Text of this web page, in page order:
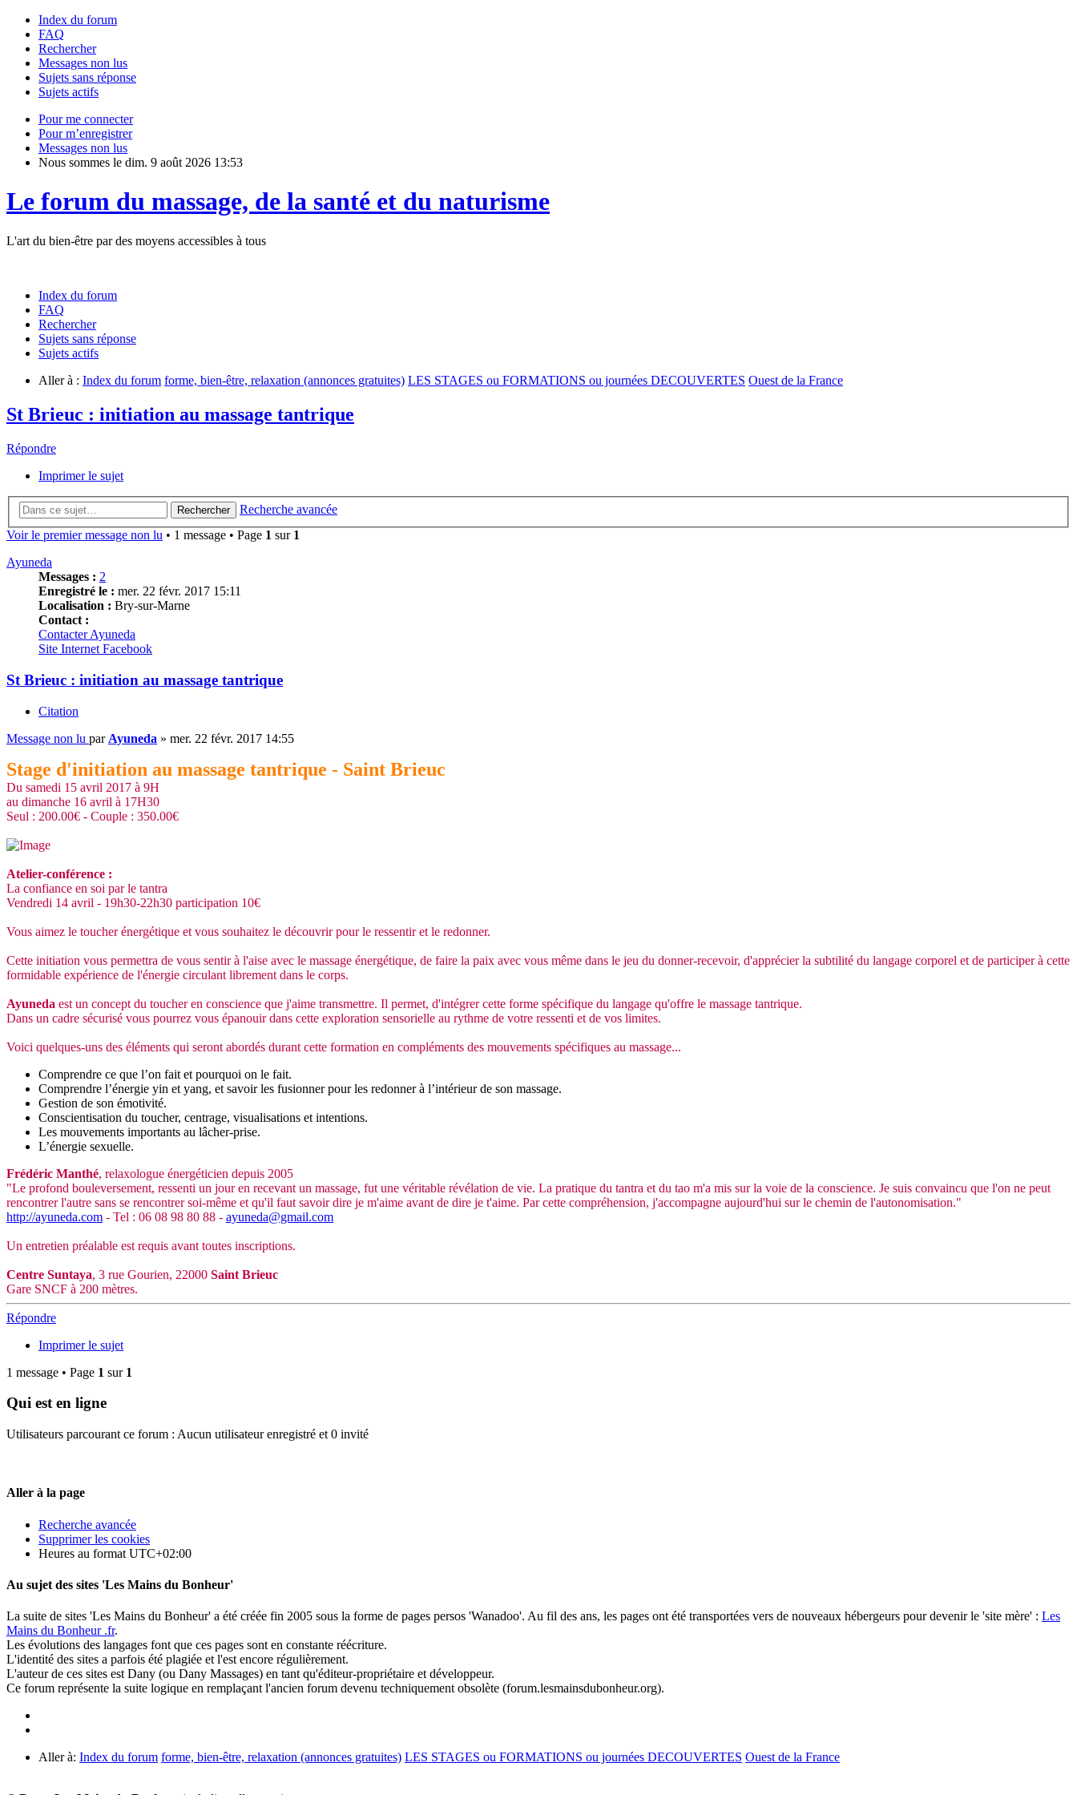
Index du forum
FAQ
Rechercher
Messages non lus
Sujets sans réponse
Sujets actifs
Pour me connecter
Pour m’enregistrer
Messages non lus
Nous sommes le dim. 9 août 2026 13:53
Le forum du massage, de la santé et du naturisme
L'art du bien-être par des moyens accessibles à tous
Index du forum
FAQ
Rechercher
Sujets sans réponse
Sujets actifs
Aller à : Index du forum forme, bien-être, relaxation (annonces gratuites) LES STAGES ou FORMATIONS ou journées DECOUVERTES Ouest de la France
St Brieuc : initiation au massage tantrique
Répondre
Imprimer le sujet
Rechercher
Recherche avancée
Voir le premier message non lu • 1 message • Page 1 sur 1
Ayuneda
Messages : 2
Enregistré le : mer. 22 févr. 2017 15:11
Localisation : Bry-sur-Marne
Contact :
Contacter Ayuneda
Site Internet Facebook
St Brieuc : initiation au massage tantrique
Citation
Message non lu par Ayuneda » mer. 22 févr. 2017 14:55
Stage d'initiation au massage tantrique - Saint Brieuc
Du samedi 15 avril 2017 à 9H
au dimanche 16 avril à 17H30
Seul : 200.00€ - Couple : 350.00€
Atelier-conférence :
La confiance en soi par le tantra
Vendredi 14 avril - 19h30-22h30 participation 10€
Vous aimez le toucher énergétique et vous souhaitez le découvrir pour le ressentir et le redonner.
Cette initiation vous permettra de vous sentir à l'aise avec le massage énergétique, de faire la paix avec vous même dans le jeu du donner-recevoir, d'apprécier la subtilité du langage corporel et de participer à cette
formidable expérience de l'énergie circulant librement dans le corps.
Ayuneda est un concept du toucher en conscience que j'aime transmettre. Il permet, d'intégrer cette forme spécifique du langage qu'offre le massage tantrique.
Dans un cadre sécurisé vous pourrez vous épanouir dans cette exploration sensorielle au rythme de votre ressenti et de vos limites.
Voici quelques-uns des éléments qui seront abordés durant cette formation en compléments des mouvements spécifiques au massage...
Comprendre ce que l’on fait et pourquoi on le fait.
Comprendre l’énergie yin et yang, et savoir les fusionner pour les redonner à l’intérieur de son massage.
Gestion de son émotivité.
Conscientisation du toucher, centrage, visualisations et intentions.
Les mouvements importants au lâcher-prise.
L’énergie sexuelle.
Frédéric Manthé, relaxologue énergéticien depuis 2005
"Le profond bouleversement, ressenti un jour en recevant un massage, fut une véritable révélation de vie. La pratique du tantra et du tao m'a mis sur la voie de la conscience. Je suis convaincu que l'on ne peut
rencontrer l'autre sans se rencontrer soi-même et qu'il faut savoir dire je m'aime avant de dire je t'aime. Par cette compréhension, j'accompagne aujourd'hui sur le chemin de l'autonomisation."
http://ayuneda.com - Tel : 06 08 98 80 88 - ayuneda@gmail.com
Un entretien préalable est requis avant toutes inscriptions.
Centre Suntaya, 3 rue Gourien, 22000 Saint Brieuc
Gare SNCF à 200 mètres.
Répondre
Imprimer le sujet
1 message • Page 1 sur 1
Qui est en ligne
Utilisateurs parcourant ce forum : Aucun utilisateur enregistré et 0 invité
Aller à la page
Recherche avancée
Supprimer les cookies
Heures au format UTC+02:00
Au sujet des sites 'Les Mains du Bonheur'
La suite de sites 'Les Mains du Bonheur' a été créée fin 2005 sous la forme de pages persos 'Wanadoo'. Au fil des ans, les pages ont été transportées vers de nouveaux hébergeurs pour devenir le 'site mère' : Les
Mains du Bonheur .fr.
Les évolutions des langages font que ces pages sont en constante réécriture.
L'identité des sites a parfois été plagiée et l'est encore régulièrement.
L'auteur de ces sites est Dany (ou Dany Massages) en tant qu'éditeur-propriétaire et développeur.
Ce forum représente la suite logique en remplaçant l'ancien forum devenu techniquement obsolète (forum.lesmainsdubonheur.org).
Aller à: Index du forum forme, bien-être, relaxation (annonces gratuites) LES STAGES ou FORMATIONS ou journées DECOUVERTES Ouest de la France